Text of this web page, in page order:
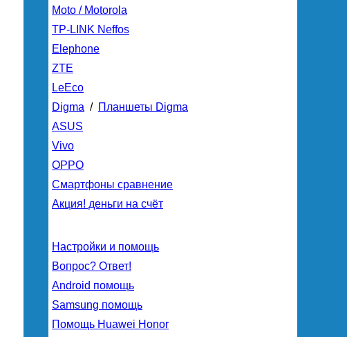
Moto / Motorola
TP-LINK Neffos
Elephone
ZTE
LeEco
Digma / Планшеты Digma
ASUS
Vivo
OPPO
Смартфоны сравнение
Акция! деньги на счёт
Настройки и помощь
Вопрос? Ответ!
Android помощь
Samsung помощь
Помощь Huawei Honor